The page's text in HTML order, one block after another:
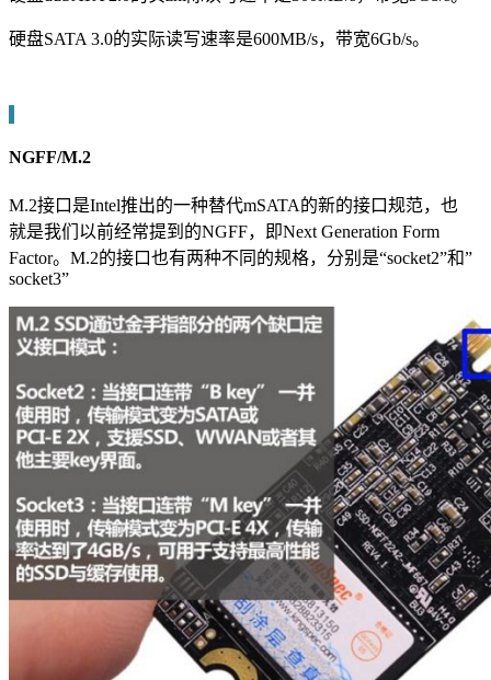
硬盘SATA 3.0的实际读写速率是600MB/s，带宽6Gb/s。
NGFF/M.2
M.2接口是Intel推出的一种替代mSATA的新的接口规范，也
就是我们以前经常提到的NGFF，即Next Generation Form
Factor。M.2的接口也有两种不同的规格，分别是“socket2”和”
socket3”